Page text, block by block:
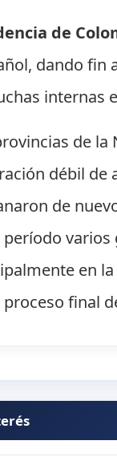
de
dando fin
internas
de
débil de
de
en
final